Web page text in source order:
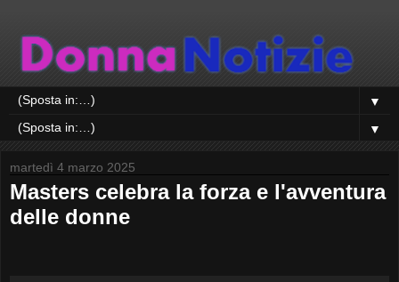
▼
▼
martedì 4 marzo 2025
Masters celebra la forza e l'avventura
delle donne